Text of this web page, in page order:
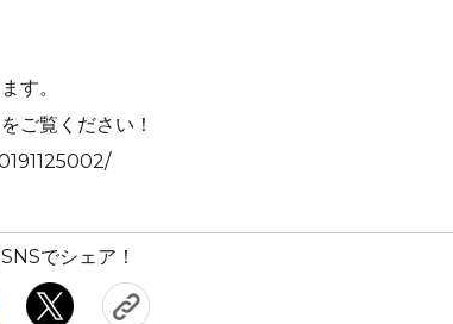
す。
ご覧ください！
でシェア！